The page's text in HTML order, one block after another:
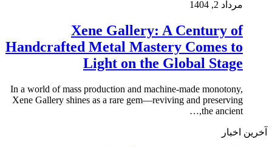
مرداد 2, 1404
Xene Gallery: A Century of
Handcrafted Metal Mastery Comes to
Light on the Global Stage
In a world of mass production and machine-made monotony,
Xene Gallery shines as a rare gem—reviving and preserving
the ancient,…
آخرین اخبار